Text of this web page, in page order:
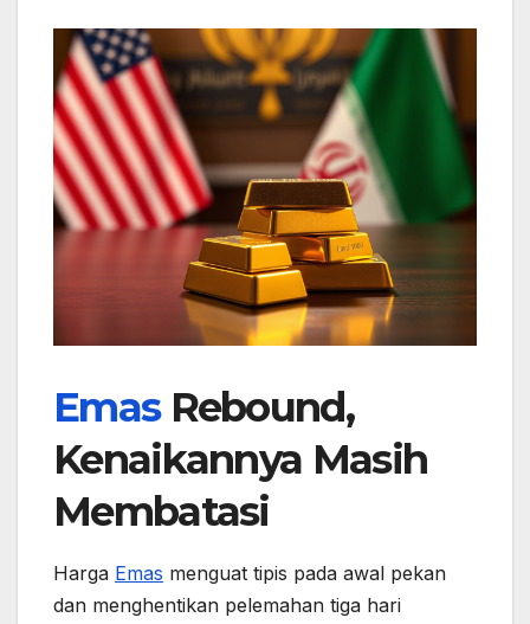
EmasRebound,
Kenaikannya Masih
Membatasi
Harga Emas menguat tipis pada awal pekan
dan menghentikan pelemahan tiga hari